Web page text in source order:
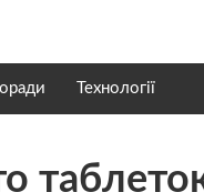
Технології